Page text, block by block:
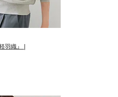
羽織』 |